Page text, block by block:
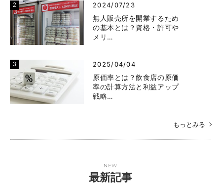
2024/07/23
無人販売所を開業するため
の基本とは？資格・許可や
メリ…
2025/04/04
原価率とは？飲食店の原価
率の計算方法と利益アップ
戦略…
もっとみる
NEW
最新記事